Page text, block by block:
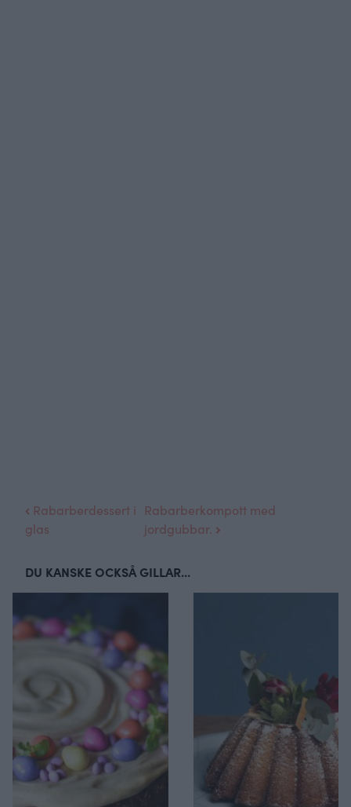
Rabarberdessert i
glas
Rabarberkompott med
jordgubbar.
DU KANSKE OCKSÅ GILLAR...